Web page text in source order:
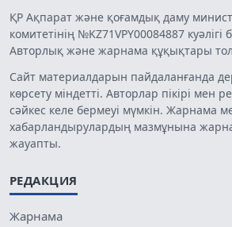
ҚР Ақпарат және қоғамдық даму
комитетінің №KZ71VPY00084887 куәлігі
Авторлық және жарнама құқықтары
Сайт материалдарын пайдаланғанда
көрсету міндетті. Авторлар пікірі мен
сәйкес келе бермеуі мүмкін. Жарнама
хабарландырулардың мазмұнына
жауапты.
РЕДАКЦИЯ
Жарнама